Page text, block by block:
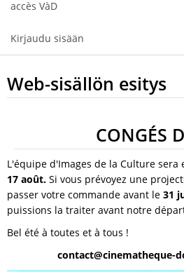
accès VàD
Kirjaudu sisään
Web-sisällön esitys
CONGÉS
L'équipe d'Images de la Culture sera
17 août. Si vous prévoyez une
passer votre commande avant le 31
puissions la traiter avant notre
Bel été à toutes et à tous !
contact@cinematheque-